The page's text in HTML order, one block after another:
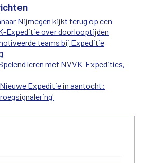
Nijmegen kijkt terug op een
Expeditie over doorlooptijden
teams bij Expeditie
leren met NVVK-Expedities,
Nieuwe Expeditie in aantocht: